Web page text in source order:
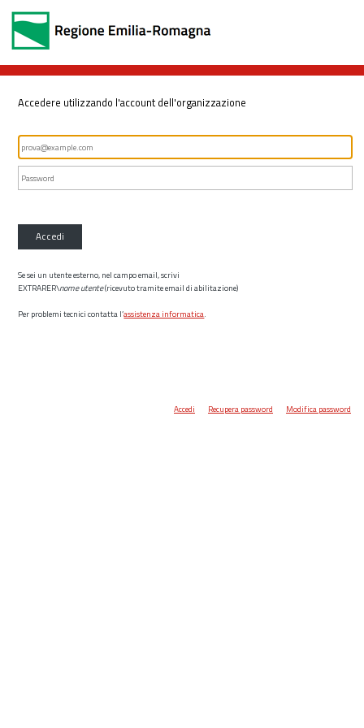
Accedere utilizzando l'account dell'organizzazione
Accedi
Se sei un utente esterno, nel campo email, scrivi
EXTRARER\nome utente(ricevuto tramite email di abilitazione)
Per problemi tecnici contatta l’assistenza informatica.
Accedi Recupera password Modifica password